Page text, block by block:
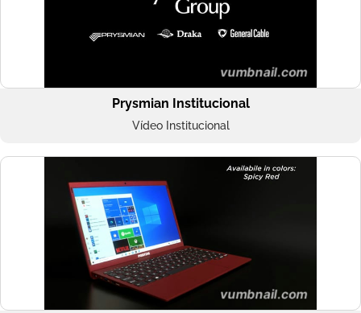
Prysmian Institucional
Vídeo Institucional